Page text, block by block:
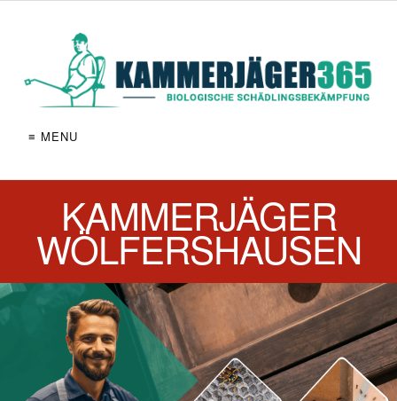
≡ MENU
KAMMERJÄGER
WÖLFERSHAUSEN